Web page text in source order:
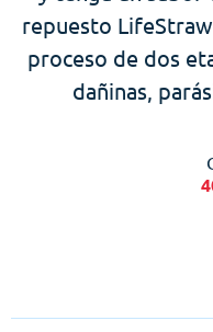
repuesto
proceso de dos
dañinas,